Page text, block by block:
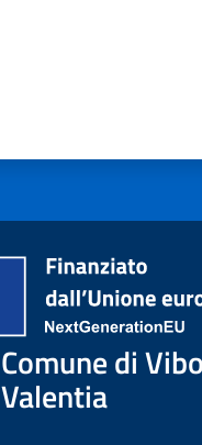
Comune di Vibo
Valentia